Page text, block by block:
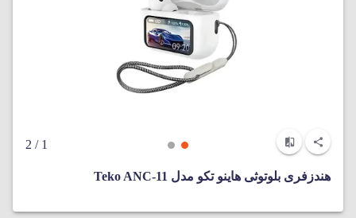
1
/ 2
هندزفری بلوتوثی هاینو تکو مدل Teko ANC-11